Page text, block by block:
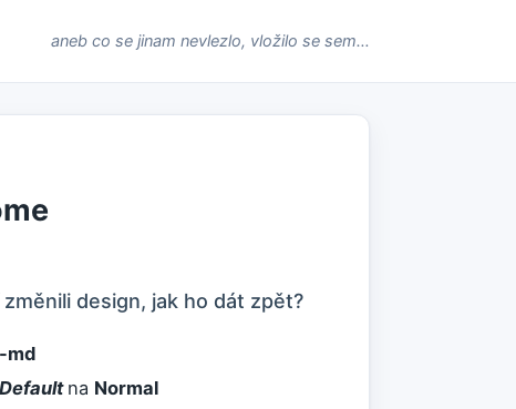
aneb co se jinam nevlezlo, vložilo se sem…
design, jak ho dát zpět?
md
Default na Normal